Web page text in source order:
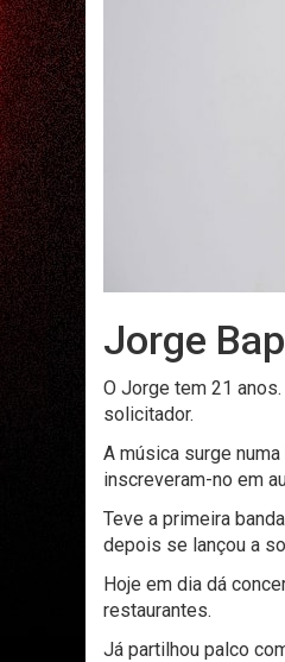
Jorge
O Jorge tem 21
solicitador.
A música surge
inscreveram-no em
Teve a primeira
depois se lançou a
Hoje em dia dá
restaurantes.
Já partilhou palco